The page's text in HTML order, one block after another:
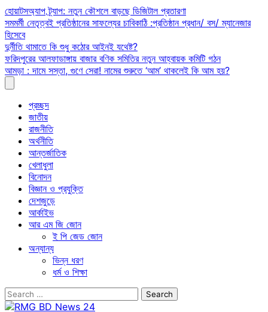
Skip
to
content
হোয়াটসঅ্যাপ ট্র্যাপ: নতুন কৌশলে বাড়ছে ডিজিটাল প্রতারণা
সমমর্মী নেতৃত্বই প্রতিষ্ঠানের সাফল্যের চাবিকাঠি :প্রতিষ্ঠান প্রধান/ বস/ ম্যানেজার
হিসেবে
দুর্নীতি থামাতে কি শুধু কঠোর আইনই যথেষ্ট?
ফরিদপুরের আলফাডাঙ্গায় বাজার বণিক সমিতির নতুন আহ্বায়ক কমিটি গঠন
আমড়া : দামে সস্তা, গুণে সেরা! নামের শুরুতে ‘আম’ থাকলেই কি আম হয়?
প্রচ্ছদ
জাতীয়
রাজনীতি
অর্থনীতি
আন্তর্জাতিক
খেলাধুলা
বিনোদন
বিজ্ঞান ও প্রযুক্তি
দেশজুড়ে
আর্কাইভ
আর এম জি জোন
ই পি জেড জোন
অন্যান্য
ভিন্ন ধরণ
ধর্ম ও শিক্ষা
Search
for: